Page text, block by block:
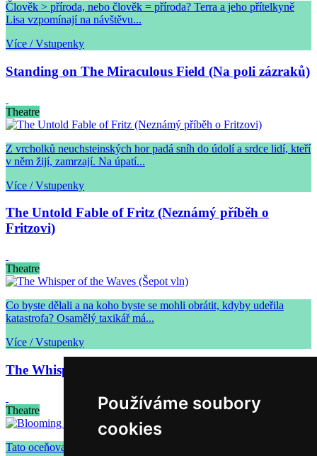
Používáme soubory
cookies
Člověk > příroda, nebo člověk = příroda? Terra a jeho přítelkyně
Lisa vzpomínají na návštěvu...
Více / Vstupenky
Standing on The Miraculous Field (Na poli zázraků)
Theatre
Z vrcholků neuchsteinských hor padá sníh do údolí a srdce lidí, kteří
v něm žijí, zamrzají. Na úpatí...
Více / Vstupenky
The Untold Fable of Fritz (Neznámý příběh o
Fritzovi)
Theatre
Co byste dělali a na koho byste se mohli obrátit, kdyby udeřila
katastrofa? Osamělý taxikář má...
Více / Vstupenky
The Whisper of the Waves (Šepot vln)
Theatre
Tato oceňovaná inscenace miláčků Fringe festivalů, ProEnglish